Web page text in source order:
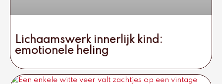
Lichaamswerk innerlijk kind:
emotionele heling